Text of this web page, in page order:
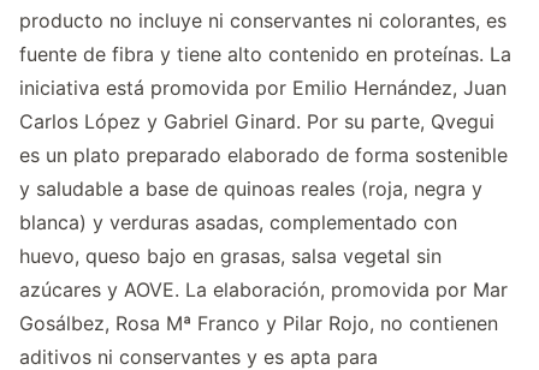
producto no incluye ni conservantes ni colorantes, es
fuente de fibra y tiene alto contenido en proteínas. La
iniciativa está promovida por Emilio Hernández, Juan
Carlos López y Gabriel Ginard. Por su parte, Qvegui
es un plato preparado elaborado de forma sostenible
y saludable a base de quinoas reales (roja, negra y
blanca) y verduras asadas, complementado con
huevo, queso bajo en grasas, salsa vegetal sin
azúcares y AOVE. La elaboración, promovida por Mar
Gosálbez, Rosa Mª Franco y Pilar Rojo, no contienen
aditivos ni conservantes y es apta para